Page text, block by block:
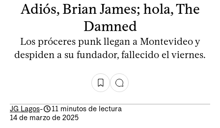
Adiós, Brian James; hola, The
Damned
Los próceres punk llegan a Montevideo y
despiden a su fundador, fallecido el viernes.
JG Lagos-
11 minutos de lectura
14 de marzo de 2025